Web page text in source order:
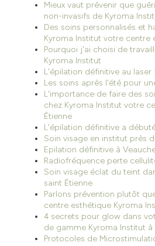
Mieux vaut prévenir que
non-invasifs de Kyroma
Des soins personnalisés et
Kyroma Institut votre centre
Pourquoi j'ai choisi de
Kyroma Institut
L'épilation définitive au laser
Les soins après l'été pour
L'importance de faire des
chez Kyroma Institut votre
Étienne
L'épilation définitive a
Soin visage en institut près
Epilation définitive à
Radiofréquence perte
Soin visage éclat du teint
saint Étienne
Parlons prévention plutôt
centre esthétique Kyroma
4 secrets pour glow dans
de gamme Kyroma Institut à
Protocoles de